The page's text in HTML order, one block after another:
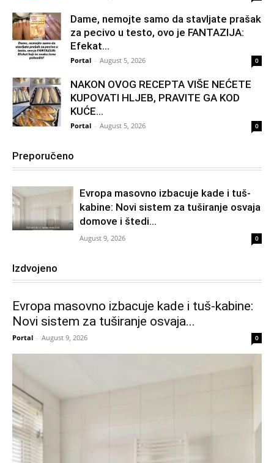
Dame, nemojte samo da stavljate prašak
za pecivo u testo, ovo je FANTAZIJA:
Efekat...
Portal - August 5, 2026 0
NAKON OVOG RECEPTA VIŠE NEĆETE
KUPOVATI HLJEB, PRAVITE GA KOD
KUĆE…
Portal - August 5, 2026 0
Preporučeno
Evropa masovno izbacuje kade i tuš-
kabine: Novi sistem za tuširanje osvaja
domove i štedi...
August 9, 2026 0
Izdvojeno
Evropa masovno izbacuje kade i tuš-kabine:
Novi sistem za tuširanje osvaja...
Portal - August 9, 2026 0